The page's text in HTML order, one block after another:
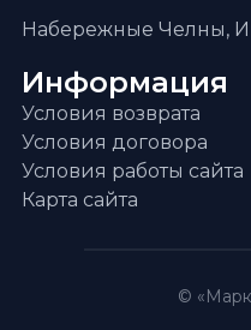
Информация
Условия возврата
Условия договора
Условия работы сайта
Карта сайта
Набережные Челны,
©